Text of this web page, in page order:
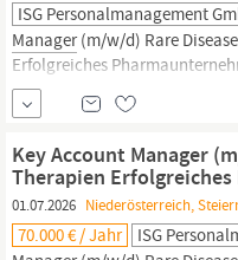
ISG Personalmanagement
Manager(m/w/d) Rare
Erfolgreiches
internationales
Mitarbeiter:innen bilden die
Unternehmens. Zudem
Entwicklung die Top...
Key Account Manager
Therapien
01.07.2026 Niederösterreich,
70.000 € / Jahr ISG